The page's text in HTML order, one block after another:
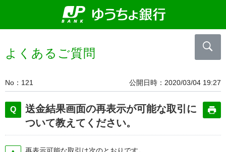
よくあるご質問
No 121 公開日時 2020/03/04 19:27
送金結果画面の再表示が可能な取引に
ついて教えてください。